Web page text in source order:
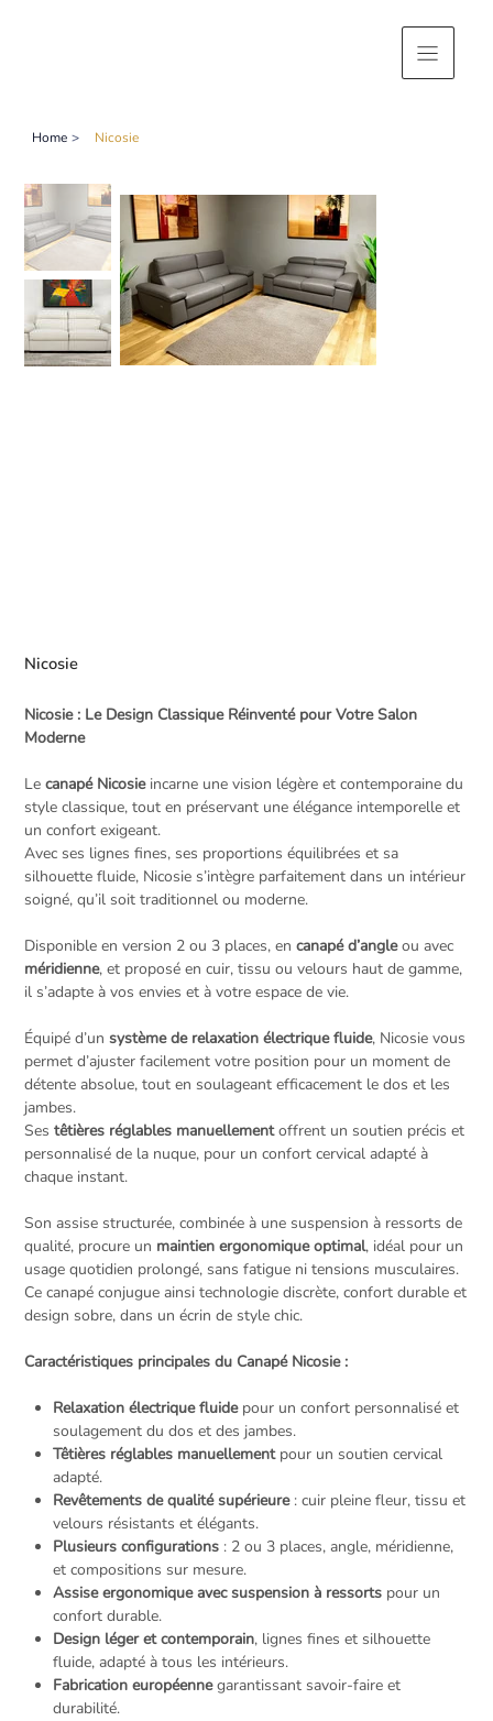
Home > Nicosie
Nicosie
Nicosie : Le Design Classique Réinventé pour Votre Salon
Moderne
Lecanapé Nicosieincarne une vision légère et contemporaine du
style classique, tout en préservant une élégance intemporelle et
un confort exigeant.
Avec ses lignes fines, ses proportions équilibrées et sa
silhouette fluide, Nicosie s’intègre parfaitement dans un intérieur
soigné, qu’il soit traditionnel ou moderne.
Disponible en version 2 ou 3 places, encanapé d’angleou avec
méridienne, et proposé en cuir, tissu ou velours haut de gamme,
il s’adapte à vos envies et à votre espace de vie.
Équipé d’unsystème de relaxation électrique fluide, Nicosie vous
permet d’ajuster facilement votre position pour un moment de
détente absolue, tout en soulageant efficacement le dos et les
jambes.
Sestêtières réglables manuellementoffrent un soutien précis et
personnalisé de la nuque, pour un confort cervical adapté à
chaque instant.
Son assise structurée, combinée à une suspension à ressorts de
qualité, procure un maintien ergonomique optimal, idéal pour un
usage quotidien prolongé, sans fatigue ni tensions musculaires.
Ce canapé conjugue ainsi technologie discrète, confort durable et
design sobre, dans un écrin de style chic.
Caractéristiques principales du Canapé Nicosie :
Relaxation électrique fluidepour un confort personnalisé et
soulagement du dos et des jambes.
Têtières réglables manuellementpour un soutien cervical
adapté.
Revêtements de qualité supérieure: cuir pleine fleur, tissu et
velours résistants et élégants.
Plusieurs configurations: 2 ou 3 places, angle, méridienne,
et compositions sur mesure.
Assise ergonomique avec suspension à ressortspour un
confort durable.
Design léger et contemporain, lignes fines et silhouette
fluide, adapté à tous les intérieurs.
Fabrication européennegarantissant savoir-faire et
durabilité.